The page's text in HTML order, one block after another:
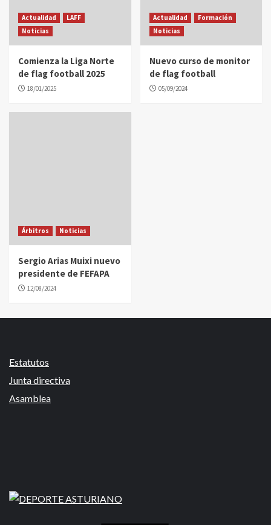
Actualidad
LAFF
Noticias
Comienza la Liga Norte
de flag football 2025
18/01/2025
Actualidad
Formación
Noticias
Nuevo curso de monitor
de flag football
05/09/2024
Árbitros Noticias
Sergio Arias Muixi nuevo
presidente de FEFAPA
12/08/2024
Estatutos
Junta directiva
Asamblea